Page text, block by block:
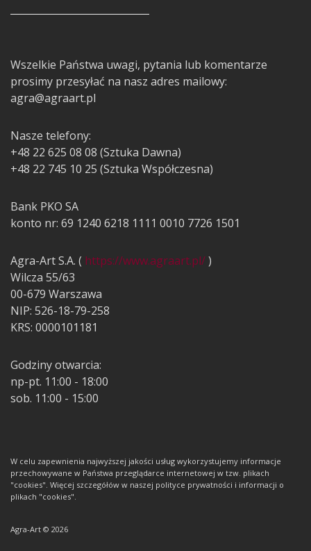
Wszelkie Państwa uwagi, pytania lub komentarze
prosimy przesyłać na nasz adres mailowy:
agra@agraart.pl
Nasze telefony:
+48 22 625 08 08 (Sztuka Dawna)
+48 22 745 10 25 (Sztuka Współczesna)
Bank PKO SA
konto nr: 69 1240 6218 1111 0010 7726 1501
Agra-Art S.A. ( https://www.agraart.pl/)
Wilcza 55/63
00-679 Warszawa
NIP: 526-18-79-258
KRS: 0000101181
Godziny otwarcia:
np-pt. 11:00 - 18:00
sob. 11:00 - 15:00
W celu zapewnienia najwyższej jakości usług wykorzystujemy informacje
przechowywane w Państwa przeglądarce internetowej w tzw. plikach
"cookies". Więcej szczegółów w naszej polityce prywatności i informacji o
plikach "cookies".
Agra-Art © 2026